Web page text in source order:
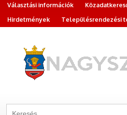
Választási információk
Hirdetmények
Településrendezési